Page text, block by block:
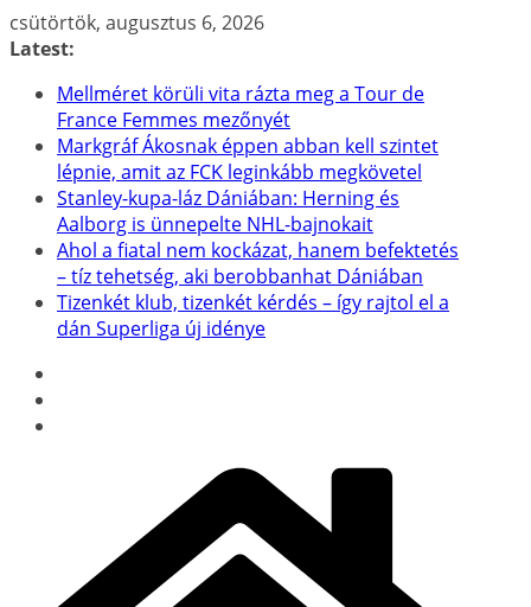
Skip
to
csütörtök, augusztus 6, 2026
Latest:
Mellméret körüli vita rázta meg a Tour de
France Femmes mezőnyét
Markgráf Ákosnak éppen abban kell szintet
lépnie, amit az FCK leginkább megkövetel
Stanley-kupa-láz Dániában: Herning és
Aalborg is ünnepelte NHL-bajnokait
Ahol a fiatal nem kockázat, hanem befektetés
– tíz tehetség, aki berobbanhat Dániában
Tizenkét klub, tizenkét kérdés – így rajtol el a
dán Superliga új idénye